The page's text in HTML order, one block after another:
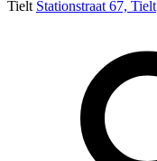
Tielt Stationstraat 67, Tielt